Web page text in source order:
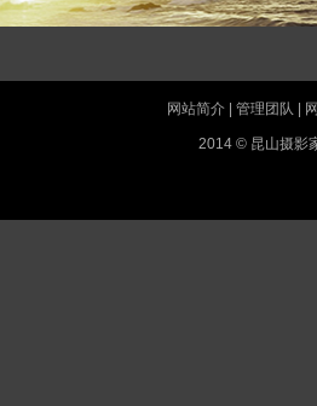
网站简介| 管理团队
2014 © 昆山摄影